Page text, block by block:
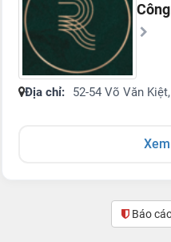
Địa chỉ: 52-54 Võ Văn
Báo